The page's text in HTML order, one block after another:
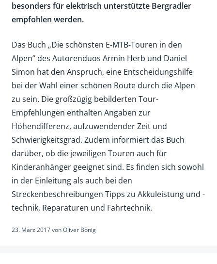
besonders für elektrisch unterstützte Bergradler
empfohlen werden.
Das Buch „Die schönsten E-MTB-Touren in den
Alpen“ des Autorenduos Armin Herb und Daniel
Simon hat den Anspruch, eine Entscheidungshilfe
bei der Wahl einer schönen Route durch die Alpen
zu sein. Die großzügig bebilderten Tour-
Empfehlungen enthalten Angaben zur
Höhendifferenz, aufzuwendender Zeit und
Schwierigkeitsgrad. Zudem informiert das Buch
darüber, ob die jeweiligen Touren auch für
Kinderanhänger geeignet sind. Es finden sich sowohl
in der Einleitung als auch bei den
Streckenbeschreibungen Tipps zu Akkuleistung und -
technik, Reparaturen und Fahrtechnik.
23. März 2017vonOliver Bönig